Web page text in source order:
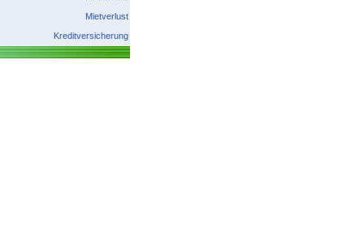
Mietverlust
Kreditversicherung